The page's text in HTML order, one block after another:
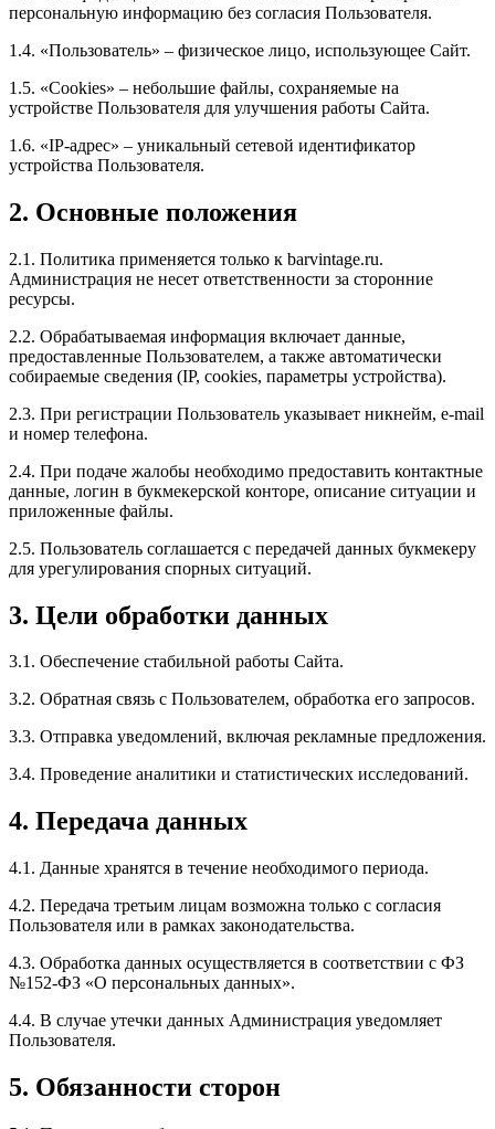
персональную информацию без согласия Пользователя.
1.4. «Пользователь» – физическое лицо, использующее Сайт.
1.5. «Cookies» – небольшие файлы, сохраняемые на
устройстве Пользователя для улучшения работы Сайта.
1.6. «IP-адрес» – уникальный сетевой идентификатор
устройства Пользователя.
2. Основные положения
2.1. Политика применяется только к barvintage.ru.
Администрация не несет ответственности за сторонние
ресурсы.
2.2. Обрабатываемая информация включает данные,
предоставленные Пользователем, а также автоматически
собираемые сведения (IP, cookies, параметры устройства).
2.3. При регистрации Пользователь указывает никнейм, e-mail
и номер телефона.
2.4. При подаче жалобы необходимо предоставить контактные
данные, логин в букмекерской конторе, описание ситуации и
приложенные файлы.
2.5. Пользователь соглашается с передачей данных букмекеру
для урегулирования спорных ситуаций.
3. Цели обработки данных
3.1. Обеспечение стабильной работы Сайта.
3.2. Обратная связь с Пользователем, обработка его запросов.
3.3. Отправка уведомлений, включая рекламные предложения.
3.4. Проведение аналитики и статистических исследований.
4. Передача данных
4.1. Данные хранятся в течение необходимого периода.
4.2. Передача третьим лицам возможна только с согласия
Пользователя или в рамках законодательства.
4.3. Обработка данных осуществляется в соответствии с ФЗ
№152-ФЗ «О персональных данных».
4.4. В случае утечки данных Администрация уведомляет
Пользователя.
5. Обязанности сторон